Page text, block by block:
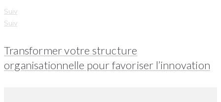
Suiv
Suiv
Transformer votre structure
organisationnelle pour favoriser l’innovation